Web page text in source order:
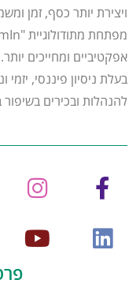
ויצירת יותר כסף, זמן
אפקטיביים ומחייכים יותר.
בעלת ניסיון פיננסי, יזמי
להנהלות ובכירים בשיפור